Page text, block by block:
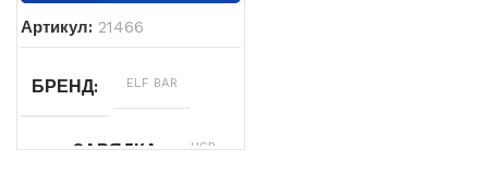
Артикул: 21466
БРЕНД ELF BAR
USB ЗАРЯДКА
USB